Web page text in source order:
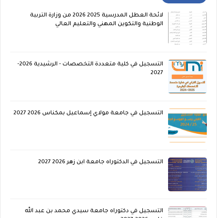
لائحة العطل المدرسية 2025 2026 من وزارة التربية
الوطنية والتكوين المهني والتعليم العالي
التسجيل في كلية متعددة التخصصات - الرشيدية 2026-
2027
التسجيل في جامعة مولاي إسماعيل بمكناس 2026 2027
التسجيل في الدكتوراه جامعة ابن زهر 2026 2027
التسجيل في دكتوراه جامعة سيدي محمد بن عبد الله